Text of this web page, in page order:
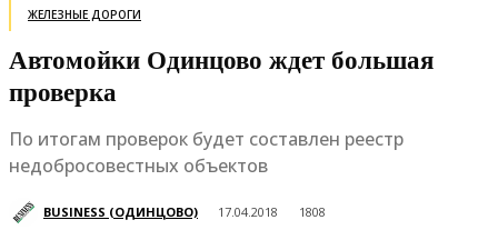
ЖЕЛЕЗНЫЕ ДОРОГИ
Автомойки Одинцово ждет большая
проверка
По итогам проверок будет составлен реестр
недобросовестных объектов
BUSINESS (ОДИНЦОВО) 17.04.2018 1808